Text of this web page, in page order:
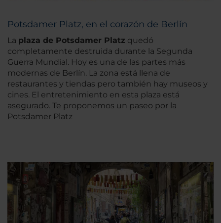
Potsdamer Platz, en el corazón de Berlín
La plaza de Potsdamer Platz quedó
completamente destruida durante la Segunda
Guerra Mundial. Hoy es una de las partes más
modernas de Berlín. La zona está llena de
restaurantes y tiendas pero también hay museos y
cines. El entretenimiento en esta plaza está
asegurado. Te proponemos un paseo por la
Potsdamer Platz